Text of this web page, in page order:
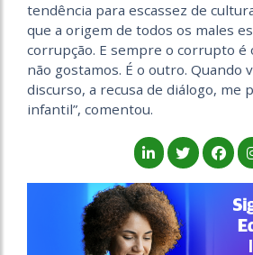
tendência para escassez de
que a origem de todos os males
corrupção. E sempre o corrupto é
não gostamos. É o outro. Quando
discurso, a recusa de diálogo, me
infantil”, comentou.